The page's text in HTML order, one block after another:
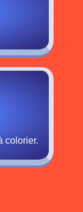
colorier.